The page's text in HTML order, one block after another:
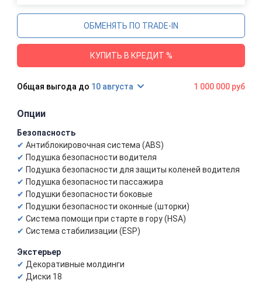
КУПИТЬ В КРЕДИТ %
ОБМЕНЯТЬ ПО TRADE-IN
10 августа 1 000 000 руб
Опции
Безопасность
Антиблокировочная система (ABS)
Подушка безопасности водителя
Подушка безопасности для защиты коленей водителя
Подушка безопасности пассажира
Подушки безопасности боковые
Подушки безопасности оконные (шторки)
Система помощи при старте в гору (HSA)
Система стабилизации (ESP)
Экстерьер
Декоративные молдинги
Диски 18